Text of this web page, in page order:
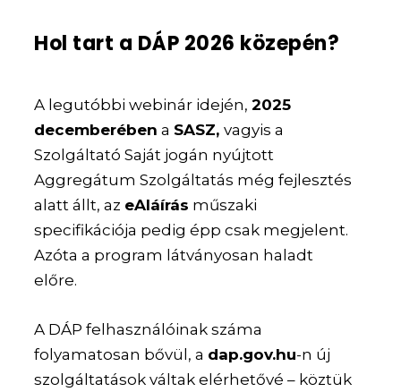
Hol tart a DÁP 2026 közepén?
A legutóbbi webinár idején,2025
decemberében a SASZ,vagyis a
Szolgáltató Saját jogán nyújtott
Aggregátum Szolgáltatás még fejlesztés
alatt állt, az eAláírás műszaki
specifikációja pedig épp csak megjelent.
Azóta a program látványosan haladt
előre.
A DÁP felhasználóinak száma
folyamatosan bővül, a dap.gov.hu-n új
szolgáltatások váltak elérhetővé – köztük